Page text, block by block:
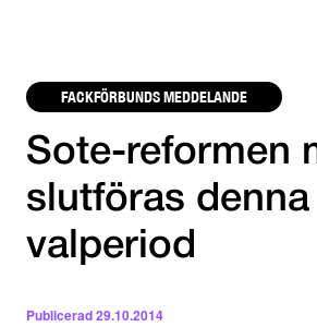
FACKFÖRBUNDS MEDDELANDE
Sote-reformen
slutföras denna
valperiod
Publicerad29.10.2014